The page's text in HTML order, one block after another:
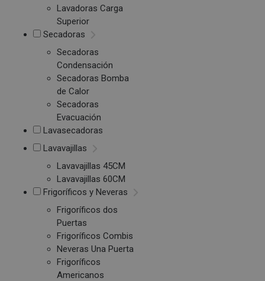
Lavadoras Carga
Superior
Secadoras
Secadoras
Condensación
Secadoras Bomba
de Calor
Secadoras
Evacuación
Lavasecadoras
Lavavajillas
Lavavajillas 45CM
Lavavajillas 60CM
Frigoríficos y Neveras
Frigoríficos dos
Puertas
Frigoríficos Combis
Neveras Una Puerta
Frigoríficos
Americanos